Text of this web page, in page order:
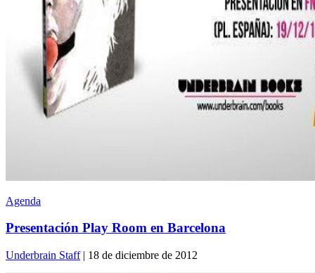
Agenda
Presentación Play Room en Barcelona
Underbrain Staff| 18 de diciembre de 2012